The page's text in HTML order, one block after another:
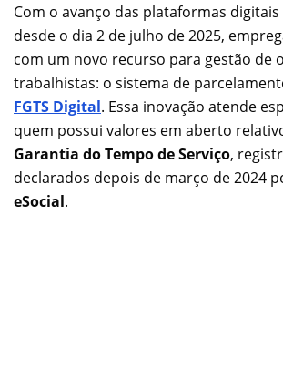
Com o avanço das plataformas digitais
desde o dia 2 de julho de 2025,
com um novo recurso para gestão de
trabalhistas: o sistema de
FGTS Digital. Essa inovação atende
quem possui valores em aberto
Garantia do Tempo de Serviço,
declarados depois de março de 2024
eSocial.